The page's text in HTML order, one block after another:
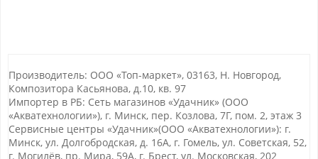
Производитель: ООО «Топ-маркет», 03163, Н. Новгород,
Композитора Касьянова, д.10, кв. 97
Импортер в РБ: Сеть магазинов «Удачник» (ООО
«Акватехнологии»), г. Минск, пер. Козлова, 7Г, пом. 2, этаж 3
Сервисные центры «Удачник»(ООО «Акватехнологии»): г.
Минск, ул. Долгобродская, д. 16А, г. Гомель, ул. Советская, 52,
г. Могилёв, пр. Мира, 59А, г. Брест, ул. Московская, 202